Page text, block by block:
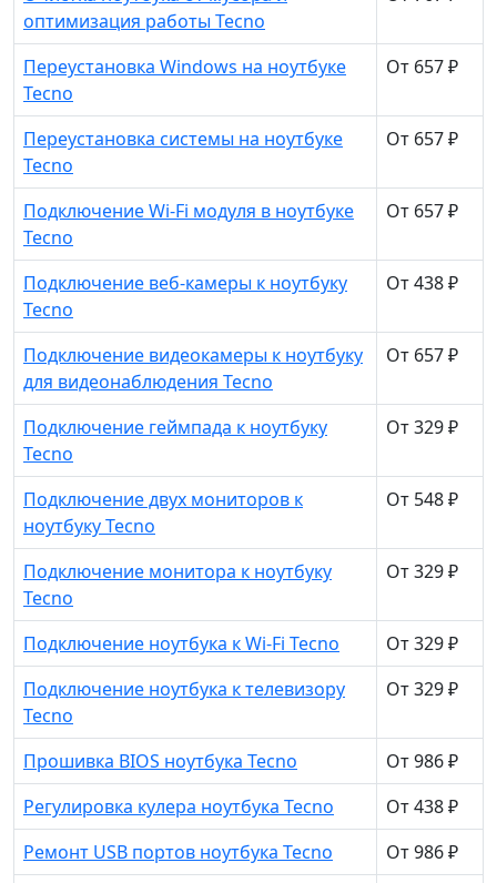
оптимизация работы Tecno
Переустановка Windows на ноутбуке
Tecno
От 657 ₽
Переустановка системы на ноутбуке
Tecno
От 657 ₽
Подключение Wi-Fi модуля в ноутбуке
Tecno
От 657 ₽
Подключение веб-камеры к ноутбуку
Tecno
От 438 ₽
Подключение видеокамеры к ноутбуку
для видеонаблюдения Tecno
От 657 ₽
Подключение геймпада к ноутбуку
Tecno
От 329 ₽
Подключение двух мониторов к
ноутбуку Tecno
От 548 ₽
Подключение монитора к ноутбуку
Tecno
От 329 ₽
Подключение ноутбука к Wi-Fi Tecno
От 329 ₽
Подключение ноутбука к телевизору
Tecno
От 329 ₽
Прошивка BIOS ноутбука Tecno
От 986 ₽
Регулировка кулера ноутбука Tecno
От 438 ₽
Ремонт USB портов ноутбука Tecno
От 986 ₽